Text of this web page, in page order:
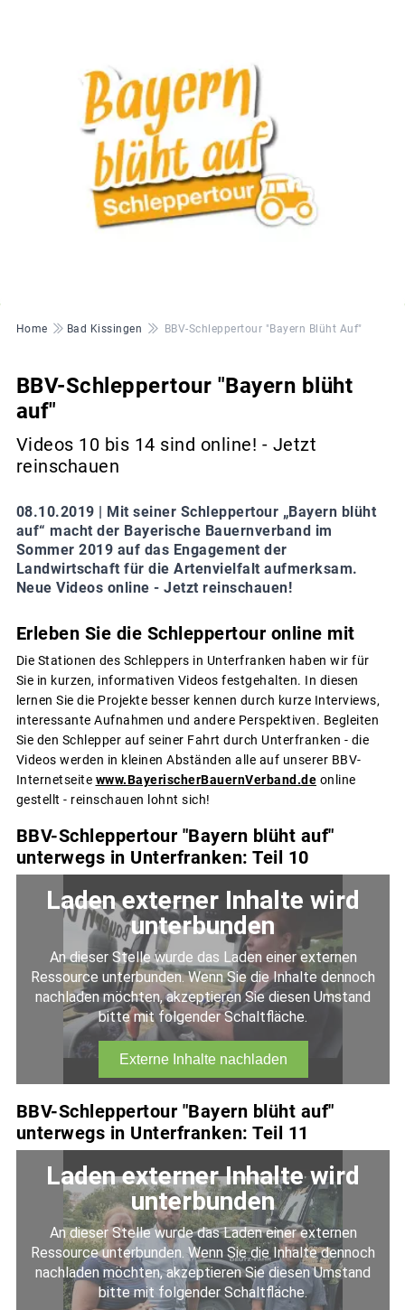
Pfadnavigation
Home Bad Kissingen BBV-Schleppertour "Bayern Blüht Auf"
BBV-Schleppertour "Bayern blüht
auf"
Videos 10 bis 14 sind online! - Jetzt
reinschauen
08.10.2019 | Mit seiner Schleppertour „Bayern blüht
auf“ macht der Bayerische Bauernverband im
Sommer 2019 auf das Engagement der
Landwirtschaft für die Artenvielfalt aufmerksam.
Neue Videos online - Jetzt reinschauen!
Erleben Sie die Schleppertour online mit
Die Stationen des Schleppers in Unterfranken haben wir für
Sie in kurzen, informativen Videos festgehalten. In diesen
lernen Sie die Projekte besser kennen durch kurze Interviews,
interessante Aufnahmen und andere Perspektiven. Begleiten
Sie den Schlepper auf seiner Fahrt durch Unterfranken - die
Videos werden in kleinen Abständen alle auf unserer BBV-
Internetseite www.BayerischerBauernVerband.de online
gestellt - reinschauen lohnt sich!
BBV-Schleppertour "Bayern blüht auf"
unterwegs in Unterfranken: Teil 10
BBV-Schleppertour "Bayern blüht auf"
unterwegs in Unterfranken: Teil 11